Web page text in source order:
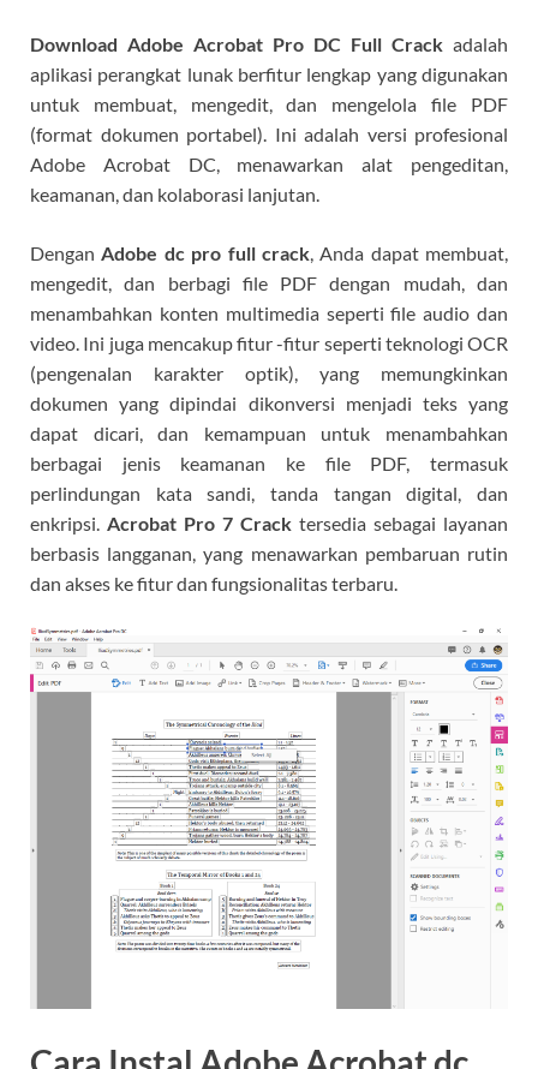
Download Adobe Acrobat Pro DC Full Crack adalah
aplikasi perangkat lunak berfitur lengkap yang digunakan
untuk membuat, mengedit, dan mengelola file PDF
(format dokumen portabel). Ini adalah versi profesional
Adobe Acrobat DC, menawarkan alat pengeditan,
keamanan, dan kolaborasi lanjutan.
Dengan Adobe dc pro full crack, Anda dapat membuat,
mengedit, dan berbagi file PDF dengan mudah, dan
menambahkan konten multimedia seperti file audio dan
video. Ini juga mencakup fitur -fitur seperti teknologi OCR
(pengenalan karakter optik), yang memungkinkan
dokumen yang dipindai dikonversi menjadi teks yang
dapat dicari, dan kemampuan untuk menambahkan
berbagai jenis keamanan ke file PDF, termasuk
perlindungan kata sandi, tanda tangan digital, dan
enkripsi. Acrobat Pro 7 Crack tersedia sebagai layanan
berbasis langganan, yang menawarkan pembaruan rutin
dan akses ke fitur dan fungsionalitas terbaru.